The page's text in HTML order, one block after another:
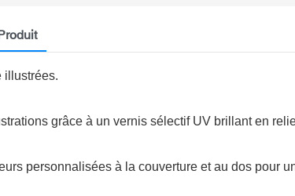
illustrées.
grâce à un vernis sélectif UV brillant en
personnalisées à la couverture et au dos pour